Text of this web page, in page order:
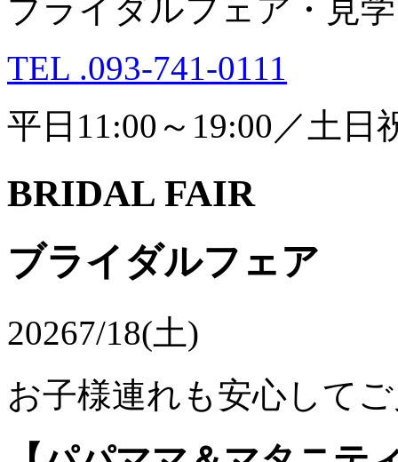
ブライダルフェア・見
TEL .093-741-0111
平日11:00～19:00／土日
BRIDAL FAIR
ブライダルフェア
20267/18(土)
お子様連れも安心して